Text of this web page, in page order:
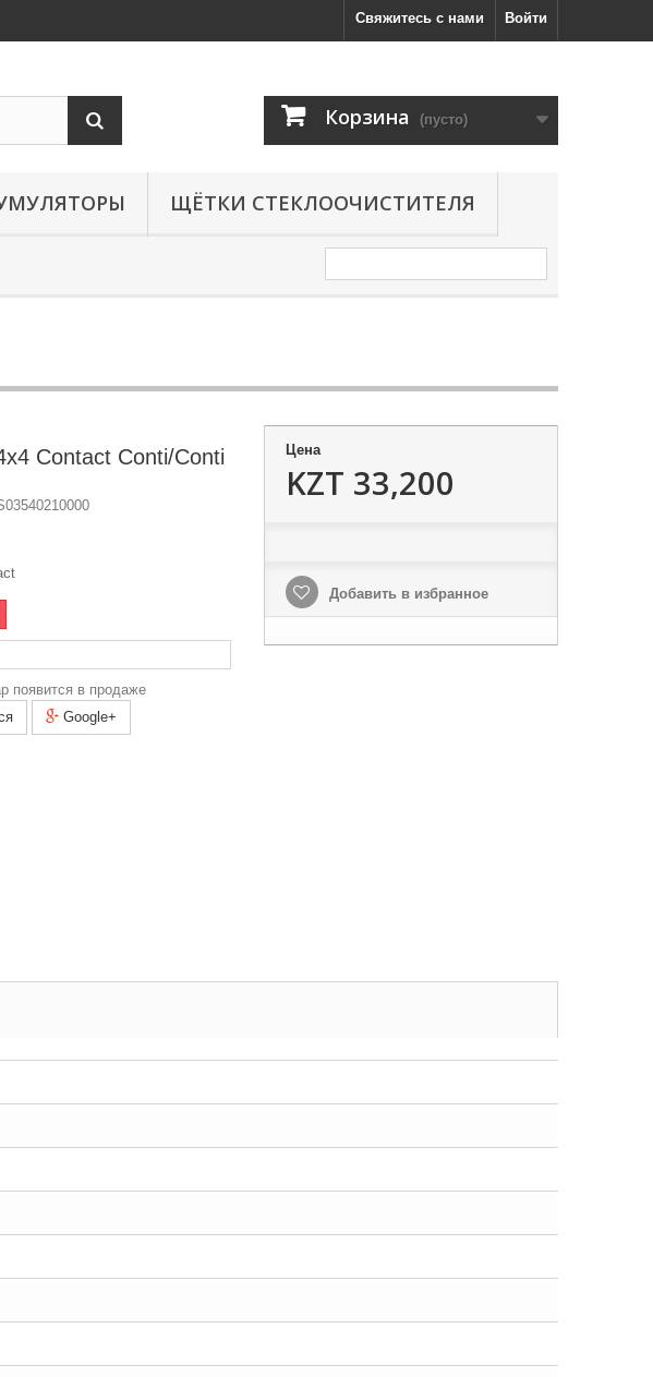
Войти
Свяжитесь с нами
Корзина (пусто)
ЩЁТКИ СТЕКЛООЧИСТИТЕЛЯ
Contact Conti/Conti
появится в продаже
Google+
Цена
KZT 33,200
Добавить в избранное